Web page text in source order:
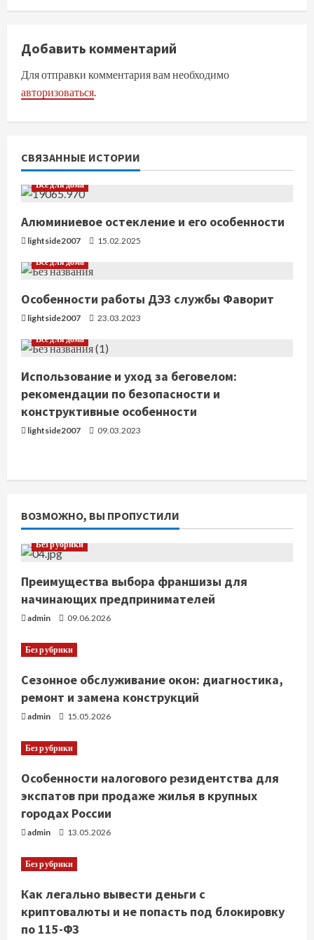
л
ж
и
т
ь
т
е
н
и
е
Добавить комментарий
Для отправки комментария вам необходимо
авторизоваться.
СВЯЗАННЫЕ ИСТОРИИ
Все для дома
Алюминиевое остекление и его особенности
lightside2007
15.02.2025
Все для дома
Особенности работы ДЭЗ службы Фаворит
lightside2007
23.03.2023
Все для дома
Использование и уход за беговелом:
рекомендации по безопасности и
конструктивные особенности
lightside2007 09.03.2023
ВОЗМОЖНО, ВЫ ПРОПУСТИЛИ
Без рубрики
Преимущества выбора франшизы для
начинающих предпринимателей
admin 09.06.2026
Без рубрики
Сезонное обслуживание окон: диагностика,
ремонт и замена конструкций
admin 15.05.2026
Без рубрики
Особенности налогового резидентства для
экспатов при продаже жилья в крупных
городах России
admin 13.05.2026
Без рубрики
Как легально вывести деньги с
криптовалюты и не попасть под блокировку
по 115-ФЗ